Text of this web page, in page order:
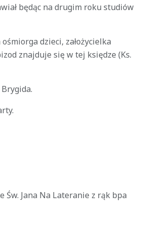
będąc na drugim roku studiów
dzieci, założycielka
znajduje się w tej księdze (Ks.
Św. Jana Na Lateranie z rąk bpa